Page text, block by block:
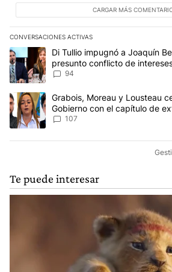
CARGAR MÁS
CONVERSACIONES ACTIVAS
Este listado muestra los artículos con
Un artículo de tendencia con el título
Di Tullio impugnó a Joaquín
presunto conflicto de
Ley de Tierras
94
Un artículo de tendencia con el título
Grabois, Moreau y Lousteau
Gobierno con el capítulo de
107